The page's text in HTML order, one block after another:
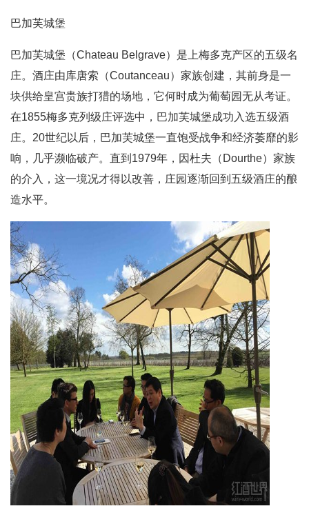
巴加芙城堡
巴加芙城堡（Chateau Belgrave）是上梅多克产区的五级名
庄。酒庄由库唐索（Coutanceau）家族创建，其前身是一
块供给皇宫贵族打猎的场地，它何时成为葡萄园无从考证。
在1855梅多克列级庄评选中，巴加芙城堡成功入选五级酒
庄。20世纪以后，巴加芙城堡一直饱受战争和经济萎靡的影
响，几乎濒临破产。直到1979年，因杜夫（Dourthe）家族
的介入，这一境况才得以改善，庄园逐渐回到五级酒庄的酿
造水平。